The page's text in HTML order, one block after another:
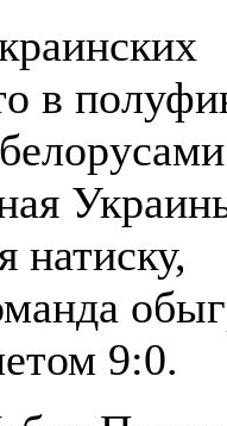
в
натиску,
9:0.